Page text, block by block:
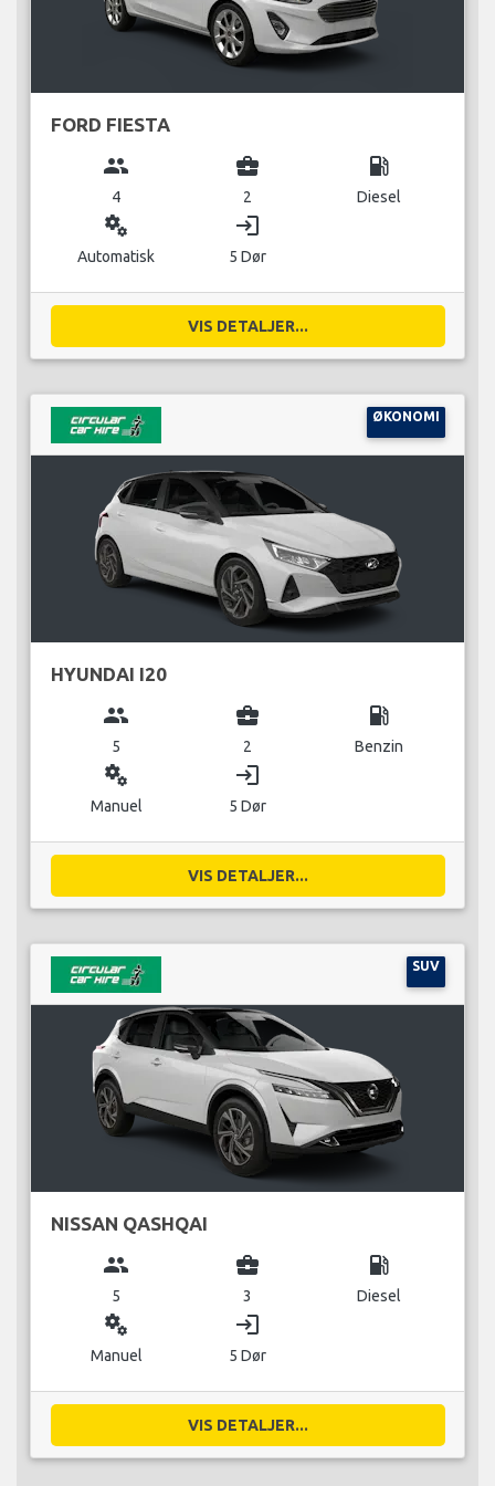
FORD FIESTA
group
4
business_center
2
local_gas_station
Diesel
miscellaneous_services
Automatisk
login
5 Dør
VIS DETALJER...
ØKONOMI
HYUNDAI I20
group
5
business_center
2
local_gas_station
Benzin
miscellaneous_services
Manuel
login
5 Dør
VIS DETALJER...
SUV
NISSAN QASHQAI
group
5
business_center
3
local_gas_station
Diesel
miscellaneous_services
Manuel
login
5 Dør
VIS DETALJER...